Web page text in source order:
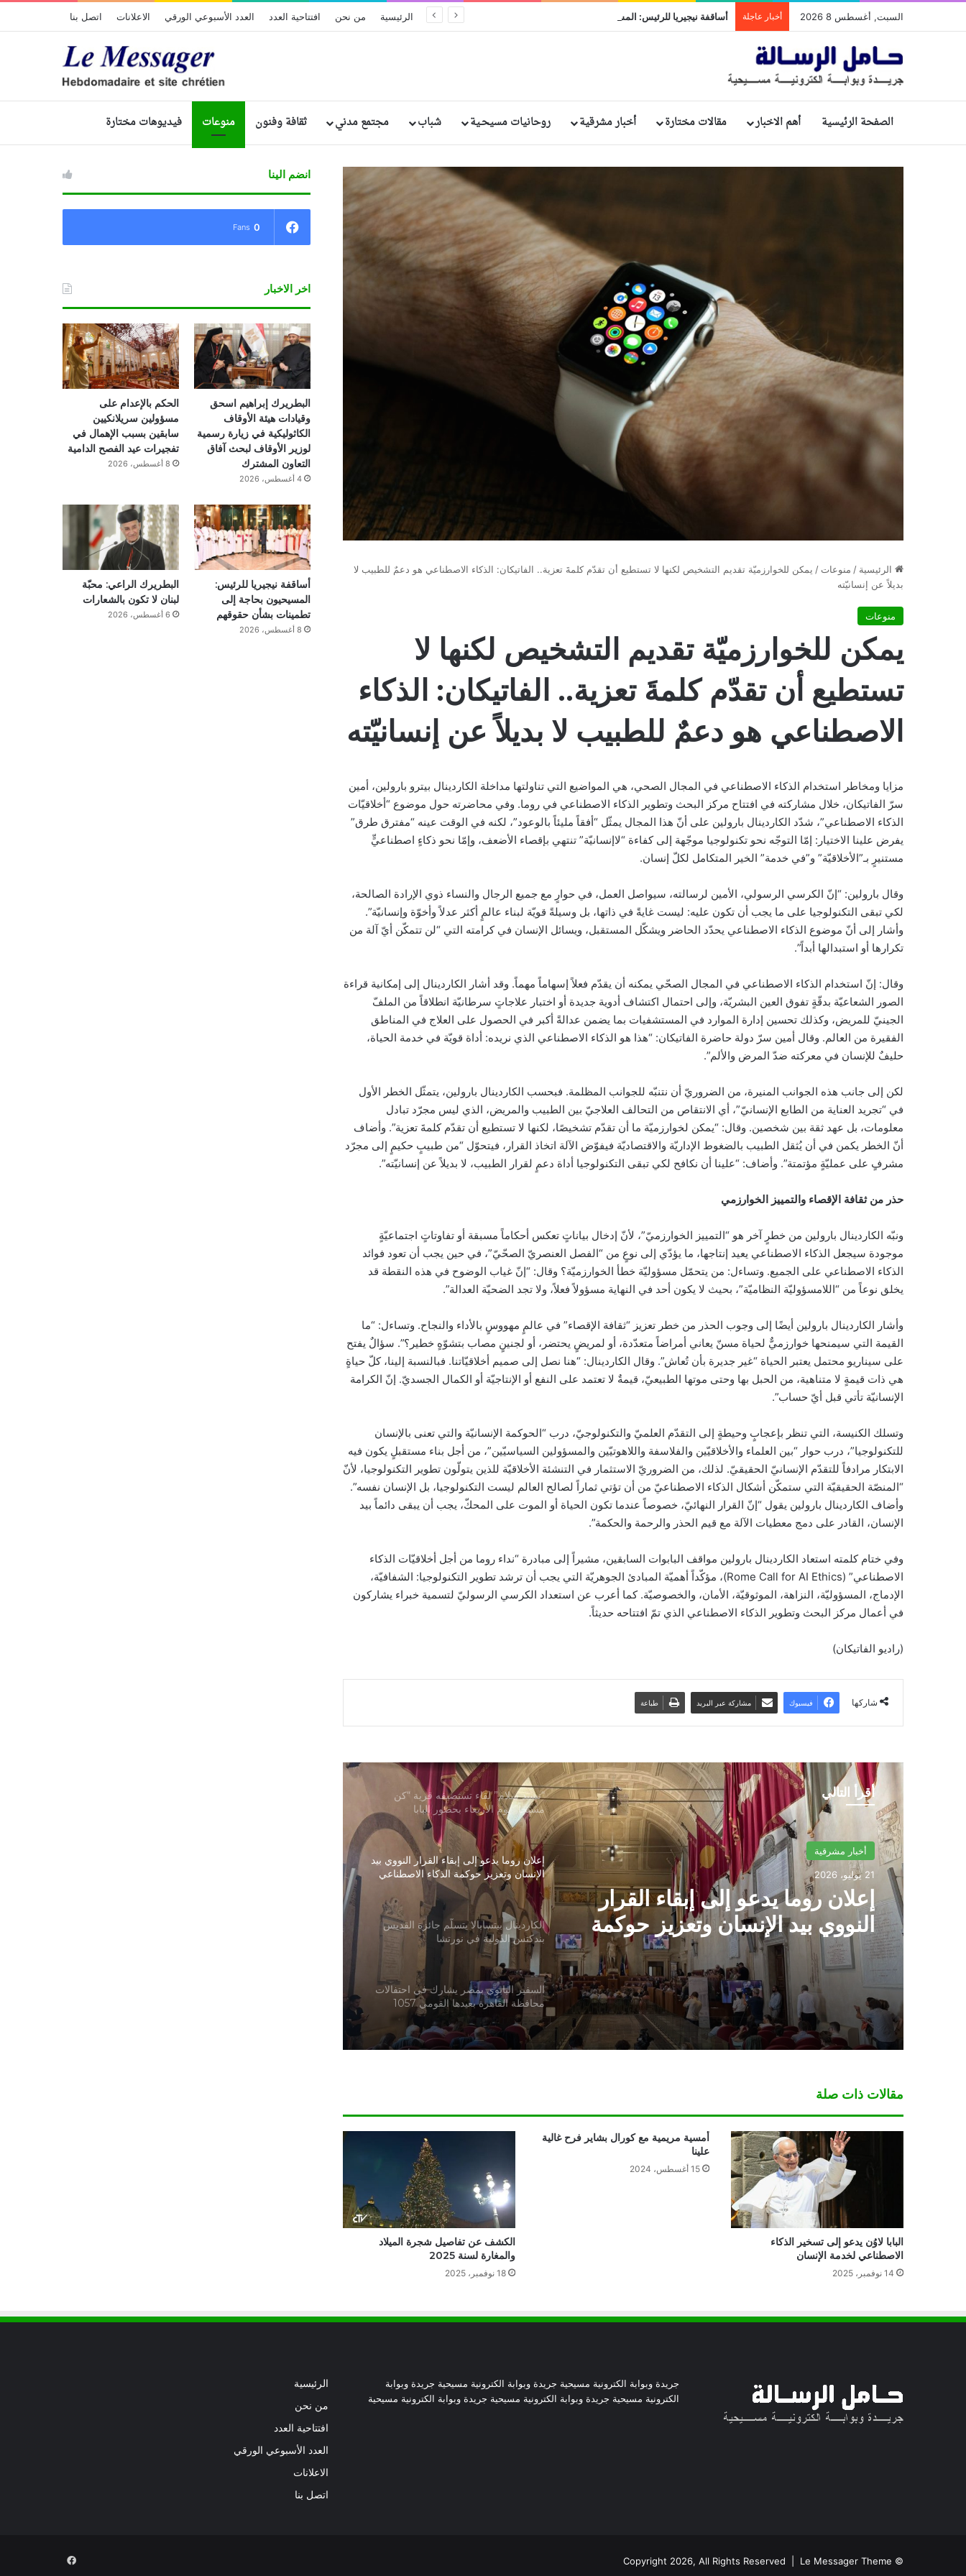
السبت, أغسطس 8 2026 أخبار عاجلة الرئيسية من نحن افتتاحية العدد العدد الأسبوعي الورقي الاعلانات اتصل بنا
الصفحة الرئيسية أهم الاخبار مقالات مختارة أخبار مشرقية روحانيات مسيحـية شباب مجتمع مدني ثقافة وفنون منوعات فيديوهات مختارة
الرئيسية / منوعات / يمكن للخوارزميّة تقديم التشخيص لكنها لا تستطيع أن تقدّم كلمةَ تعزية.. الفاتيكان: الذكاء الاصطناعي هو دعمٌ للطبيب لا
بديلاً عن إنسانيّته
منوعات
يمكن للخوارزميّة تقديم التشخيص لكنها لا
تستطيع أن تقدّم كلمةَ تعزية.. الفاتيكان: الذكاء
الاصطناعي هو دعمٌ للطبيب لا بديلاً عن إنسانيّته
مزايا ومخاطر استخدام الذكاء الاصطناعي في المجال الصحي، هي المواضيع التي تناولتها مداخلة الكاردينال بيترو بارولين، أمين
سرّ الفاتيكان، خلال مشاركته في افتتاح مركز البحث وتطوير الذكاء الاصطناعي في روما. وفي محاضرته حول موضوع “أخلاقيّات
الذكاء الاصطناعي”، شدّد الكاردينال بارولين على أنّ هذا المجال يمثّل “أفقاً مليئاً بالوعود”، لكنه في الوقت عينه “مفترق طرق”
يفرض علينا الاختيار: إمّا التوجّه نحو تكنولوجيا موجّهة إلى كفاءة “لاإنسانيّة” تنتهي بإقصاء الأضعف، وإمّا نحو ذكاءٍ اصطناعيٍّ
مستنيرٍ بـ”الأخلاقيّة” و”في خدمة” الخير المتكامل لكلّ إنسان.
وقال بارولين: “إنّ الكرسي الرسولي، الأمين لرسالته، سيواصل العمل، في حوارٍ مع جميع الرجال والنساء ذوي الإرادة الصالحة،
لكي تبقى التكنولوجيا على ما يجب أن تكون عليه: ليست غايةً في ذاتها، بل وسيلةً قويّة لبناء عالمٍ أكثر عدلاً وأخوّة وإنسانيّة”.
وأشار إلى أنّ موضوع الذكاء الاصطناعي يحدّد الحاضر ويشكّل المستقبل، ويسائل الإنسان في كرامته التي “لن تتمكّن أيّ آلة من
تكرارها أو استبدالها أبداً”.
وقال: إنّ استخدام الذكاء الاصطناعي في المجال الصحّي يمكنه أن يقدّم فعلاً إسهاماً مهماً. وقد أشار الكاردينال إلى إمكانية قراءة
الصور الشعاعيّة بدقّةٍ تفوق العين البشريّة، وإلى احتمال اكتشاف أدوية جديدة أو اختبار علاجاتٍ سرطانيّة انطلاقاً من الملفّ
الجينيّ للمريض، وكذلك تحسين إدارة الموارد في المستشفيات بما يضمن عدالةً أكبر في الحصول على العلاج في المناطق
الفقيرة من العالم. وقال أمين سرّ دولة حاضرة الفاتيكان: “هذا هو الذكاء الاصطناعي الذي نريده: أداة قويّة في خدمة الحياة،
حليفٌ للإنسان في معركته ضدّ المرض والألم”.
لكن إلى جانب هذه الجوانب المنيرة، من الضروريّ أن نتنبّه للجوانب المظلمة. فبحسب الكاردينال بارولين، يتمثّل الخطر الأول
في “تجريد العناية من الطابع الإنسانيّ”، أي الانتقاص من التحالف العلاجيّ بين الطبيب والمريض، الذي ليس مجرّد تبادل
معلومات، بل عهد ثقة بين شخصين. وقال: “يمكن لخوارزميّة ما أن تقدّم تشخيصًا، لكنها لا تستطيع أن تقدّم كلمةَ تعزية”. وأضاف
أنّ الخطر يكمن في أن يُثقل الطبيب بالضغوط الإداريّة والاقتصاديّة فيفوّض الآلة اتخاذ القرار، فيتحوّل “من طبيبٍ حكيمٍ إلى مجرّد
مشرفٍ على عمليّةٍ مؤتمتة”. وأضاف: “علينا أن نكافح لكي تبقى التكنولوجيا أداة دعمٍ لقرار الطبيب، لا بديلاً عن إنسانيّته”.
حذر من ثقافة الإقصاء والتمييز الخوارزمي
ونبّه الكاردينال بارولين من خطرٍ آخر هو “التمييز الخوارزميّ”، لأنّ إدخال بياناتٍ تعكس أحكاماً مسبقة أو تفاوتاتٍ اجتماعيّةٍ
موجودة سيجعل الذكاء الاصطناعي يعيد إنتاجها، ما يؤدّي إلى نوعٍ من “الفصل العنصريّ الصحّيّ”، في حين يجب أن تعود فوائد
الذكاء الاصطناعي على الجميع. وتساءل: من يتحمّل مسؤوليّة خطأ الخوارزميّة؟ وقال: “إنّ غياب الوضوح في هذه النقطة قد
يخلق نوعاً من “اللامسؤوليّة النظاميّة”، بحيث لا يكون أحد في النهاية مسؤولاً فعلاً، ولا تجد الضحيّة العدالة”.
وأشار الكاردينال بارولين أيضًا إلى وجوب الحذر من خطر تعزيز “ثقافة الإقصاء” في عالمٍ مهووسٍ بالأداء والنجاح. وتساءل: “ما
القيمة التي سيمنحها خوارزميٌّ لحياة مسنّ يعاني أمراضاً متعدّدة، أو لمريضٍ يحتضر، أو لجنينٍ مصاب بتشوّهٍ خطير؟”. سؤالٌ يفتح
على سيناريو محتمل يعتبر الحياة “غير جديرة بأن تُعاش”. وقال الكاردينال: “هنا نصل إلى صميم أخلاقيّاتنا. فبالنسبة إلينا، كلّ حياةٍ
هي ذات قيمةٍ لا متناهية، من الحبل بها وحتى موتها الطبيعيّ، قيمةٌ لا تعتمد على النفع أو الإنتاجيّة أو الكمال الجسديّ. إنّ الكرامة
الإنسانيّة تأتي قبل أيّ حساب”.
وتسلك الكنيسة، التي تنظر بإعجابٍ وحيطةٍ إلى التقدّم العلميّ والتكنولوجيّ، درب “الحوكمة الإنسانيّة والتي تعنى بالإنسان
للتكنولوجيا”، درب حوار “بين العلماء والأخلاقيّين والفلاسفة واللاهوتيّين والمسؤولين السياسيّين”، من أجل بناء مستقبلٍ يكون فيه
الابتكار مرادفاً للتقدّم الإنسانيّ الحقيقيّ. لذلك، من الضروريّ الاستثمار في التنشئة الأخلاقيّة للذين يتولّون تطوير التكنولوجيا، لأنّ
“المنصّة الحقيقيّة التي ستمكّن أشكال الذكاء الاصطناعيّ من أن تؤتي ثماراً لصالح العالم ليست التكنولوجيا، بل الإنسان نفسه”.
وأضاف الكاردينال بارولين يقول “إنّ القرار النهائيّ، خصوصاً عندما تكون الحياة أو الموت على المحكّ، يجب أن يبقى دائماً بيد
الإنسان، القادر على دمج معطيات الآلة مع قيم الحذر والرحمة والحكمة”.
وفي ختام كلمته استعاد الكاردينال بارولين مواقف البابوات السابقين، مشيراً إلى مبادرة “نداء روما من أجل أخلاقيّات الذكاء
الاصطناعي” (Rome Call for AI Ethics)، مؤكّداً أهميّة المبادئ الجوهريّة التي يجب أن ترشد تطوير التكنولوجيا: الشفافيّة،
الإدماج، المسؤوليّة، النزاهة، الموثوقيّة، الأمان، والخصوصيّة. كما أعرب عن استعداد الكرسي الرسوليّ لتسمية خبراء يشاركون
في أعمال مركز البحث وتطوير الذكاء الاصطناعي الذي تمّ افتتاحه حديثاً.
(راديو الفاتيكان)
شاركها فيسبوك مشاركة عبر البريد طباعة
أقرأ التالي
أخبار مشرقية
21 يوليو، 2026
إعلان روما يدعو إلى إبقاء القرار
النووي بيد الإنسان وتعزيز حوكمة
الذكاء الاصطناعي
البابا لاوُن يقضي إجازته حتى 27 يوليو في
كاستل جاندولفو
الزي البابوي مرتين في السنة
البابا لاوُن يوافق على إنشاء لجنة فاتيكانية
الأخلاقي لاستخدام الذكاء الاصطناعي
بمناسبة مرور 400 عام على تدشينها..
“نشيد سلام” لقاء تستضيفه قرية “كن
مسبحاً” يوم الأربعاء بحضور البابا
إعلان روما يدعو إلى إبقاء القرار النووي بيد
الإنسان وتعزيز حوكمة الذكاء الاصطناعي
الكاردينال بيتسابالا يتسلّم جائزة القديس
بندكتس الدولية في نورتشا
السفير البابوي بمصر يشارك في احتفالات
محافظة القاهرة بعيدها القومي 1057
الكنيسة الكاثوليكية بمصر تثمن الأداء
البابا لاوُن يقضي إجازته حتى 27 يوليو في
كاستل جاندولفو
تمثال القديس بطرس في الفاتيكان يرتدي
الزي البابوي مرتين في السنة
البابا لاوُن يوافق على إنشاء لجنة فاتيكانية
خاصة بالذكاء الاصطناعي
البابا لاوُن يشدد على ضرورة الاهتمام بالبعد
بمناسبة مرور 400 عام على تدشينها..
بازيليك القديس بطرس تستقبل مراحل
درب صليب جديدة
مقالات ذات صلة
البابا لاوُن يدعو إلى تسخير الذكاء
الاصطناعي لخدمة الإنسان
14 نوفمبر، 2025
أمسية مريمية مع كورال بشاير فرح غالية
علينا
15 أغسطس، 2024
الكشف عن تفاصيل شجرة الميلاد
والمغارة لسنة 2025
18 نوفمبر، 2025
انضم الينا
0
Fans
اخر الاخبار
البطريرك إبراهيم اسحق
وقيادات هيئة الأوقاف
الكاثوليكية في زيارة رسمية
لوزير الأوقاف لبحث آفاق
التعاون المشترك
4 أغسطس، 2026
الحكم بالإعدام على
مسؤولين سريلانكيين
سابقين بسبب الإهمال في
تفجيرات عيد الفصح الدامية
8 أغسطس، 2026
أساقفة نيجيريا للرئيس:
المسيحيون بحاجة إلى
تطمينات بشأن حقوقهم
8 أغسطس، 2026
البطريرك الراعي: محبّة
لبنان لا تكون بالشعارات
6 أغسطس، 2026
جريدة وبوابة الكترونية مسيحية جريدة وبوابة الكترونية مسيحية جريدة وبوابة
الكترونية مسيحية جريدة وبوابة الكترونية مسيحية جريدة وبوابة الكترونية مسيحية
الرئيسية
من نحن
افتتاحية العدد
العدد الأسبوعي الورقي
الاعلانات
اتصل بنا
© Copyright 2026, All Rights Reserved | Le Messager Theme فيسبوك